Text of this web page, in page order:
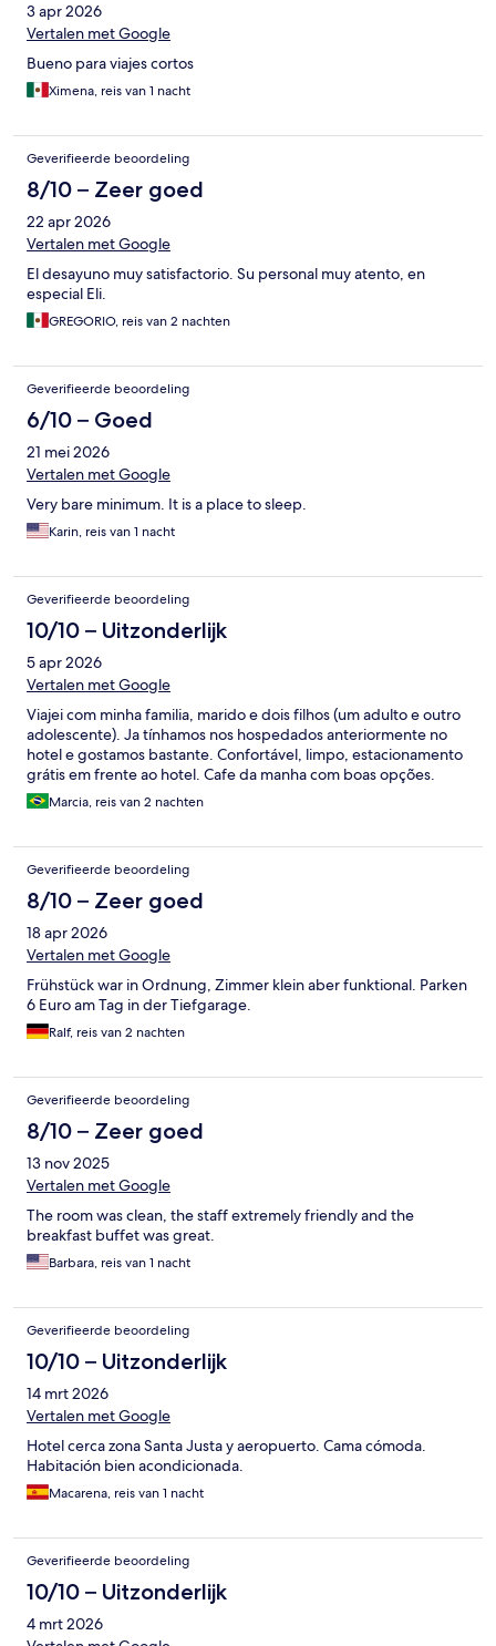
3 apr 2026
Vertalen met Google
Bueno para viajes cortos
Ximena, reis van 1 nacht
Geverifieerde beoordeling
8/10 – Zeer goed
22 apr 2026
Vertalen met Google
El desayuno muy satisfactorio. Su personal muy atento, en
especial Eli.
GREGORIO, reis van 2 nachten
Geverifieerde beoordeling
6/10 – Goed
21 mei 2026
Vertalen met Google
Very bare minimum. It is a place to sleep.
Karin, reis van 1 nacht
Geverifieerde beoordeling
10/10 – Uitzonderlijk
5 apr 2026
Vertalen met Google
Viajei com minha familia, marido e dois filhos (um adulto e outro
adolescente). Ja tínhamos nos hospedados anteriormente no
hotel e gostamos bastante. Confortável, limpo, estacionamento
grátis em frente ao hotel. Cafe da manha com boas opções.
Marcia, reis van 2 nachten
Geverifieerde beoordeling
8/10 – Zeer goed
18 apr 2026
Vertalen met Google
Frühstück war in Ordnung, Zimmer klein aber funktional. Parken
6 Euro am Tag in der Tiefgarage.
Ralf, reis van 2 nachten
Geverifieerde beoordeling
8/10 – Zeer goed
13 nov 2025
Vertalen met Google
The room was clean, the staff extremely friendly and the
breakfast buffet was great.
Barbara, reis van 1 nacht
Geverifieerde beoordeling
10/10 – Uitzonderlijk
14 mrt 2026
Vertalen met Google
Hotel cerca zona Santa Justa y aeropuerto. Cama cómoda.
Habitación bien acondicionada.
Macarena, reis van 1 nacht
Geverifieerde beoordeling
10/10 – Uitzonderlijk
4 mrt 2026